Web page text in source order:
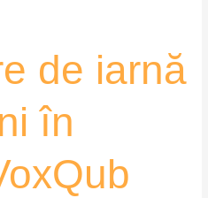
de iarnă
în